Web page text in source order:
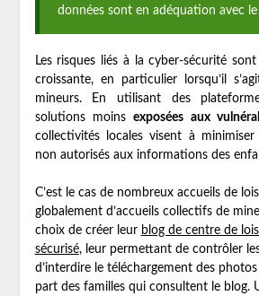
données sont en adéquation avec le
Les risques liés à la cyber-sécurité
croissante, en particulier lorsqu’il
mineurs. En utilisant des
solutions moinsexposées aux
collectivités locales visent à minimiser
non autorisés aux informations des
C’est le cas de nombreux accueils de
globalement d’accueils collectifs de
choix de créer leur blog de centre de
sécurisé, leur permettant de contrôler
d’interdire le téléchargement des
part des familles qui consultent le blog.